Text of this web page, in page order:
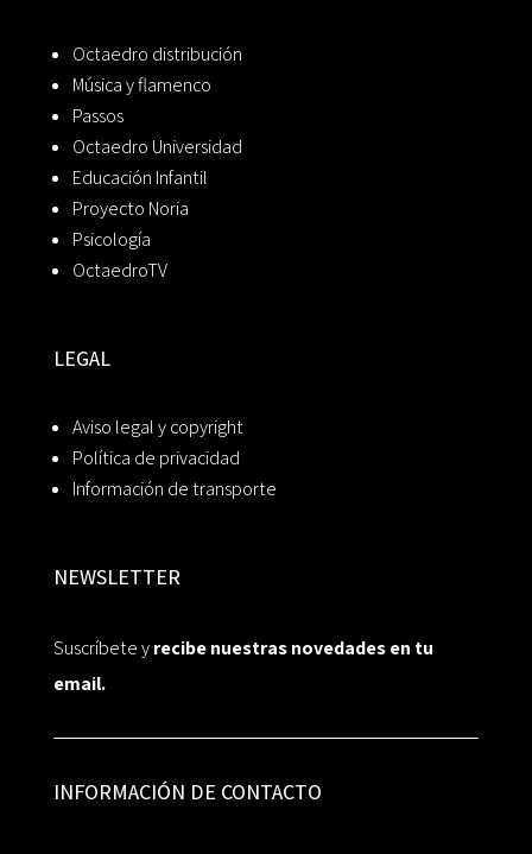
Octaedro distribución
Música y flamenco
Passos
Octaedro Universidad
Educación Infantil
Proyecto Noria
Psicología
OctaedroTV
LEGAL
Aviso legal y copyright
Política de privacidad
Información de transporte
NEWSLETTER
Suscríbete yrecibe nuestras novedades en tu
email.
INFORMACIÓN DE CONTACTO